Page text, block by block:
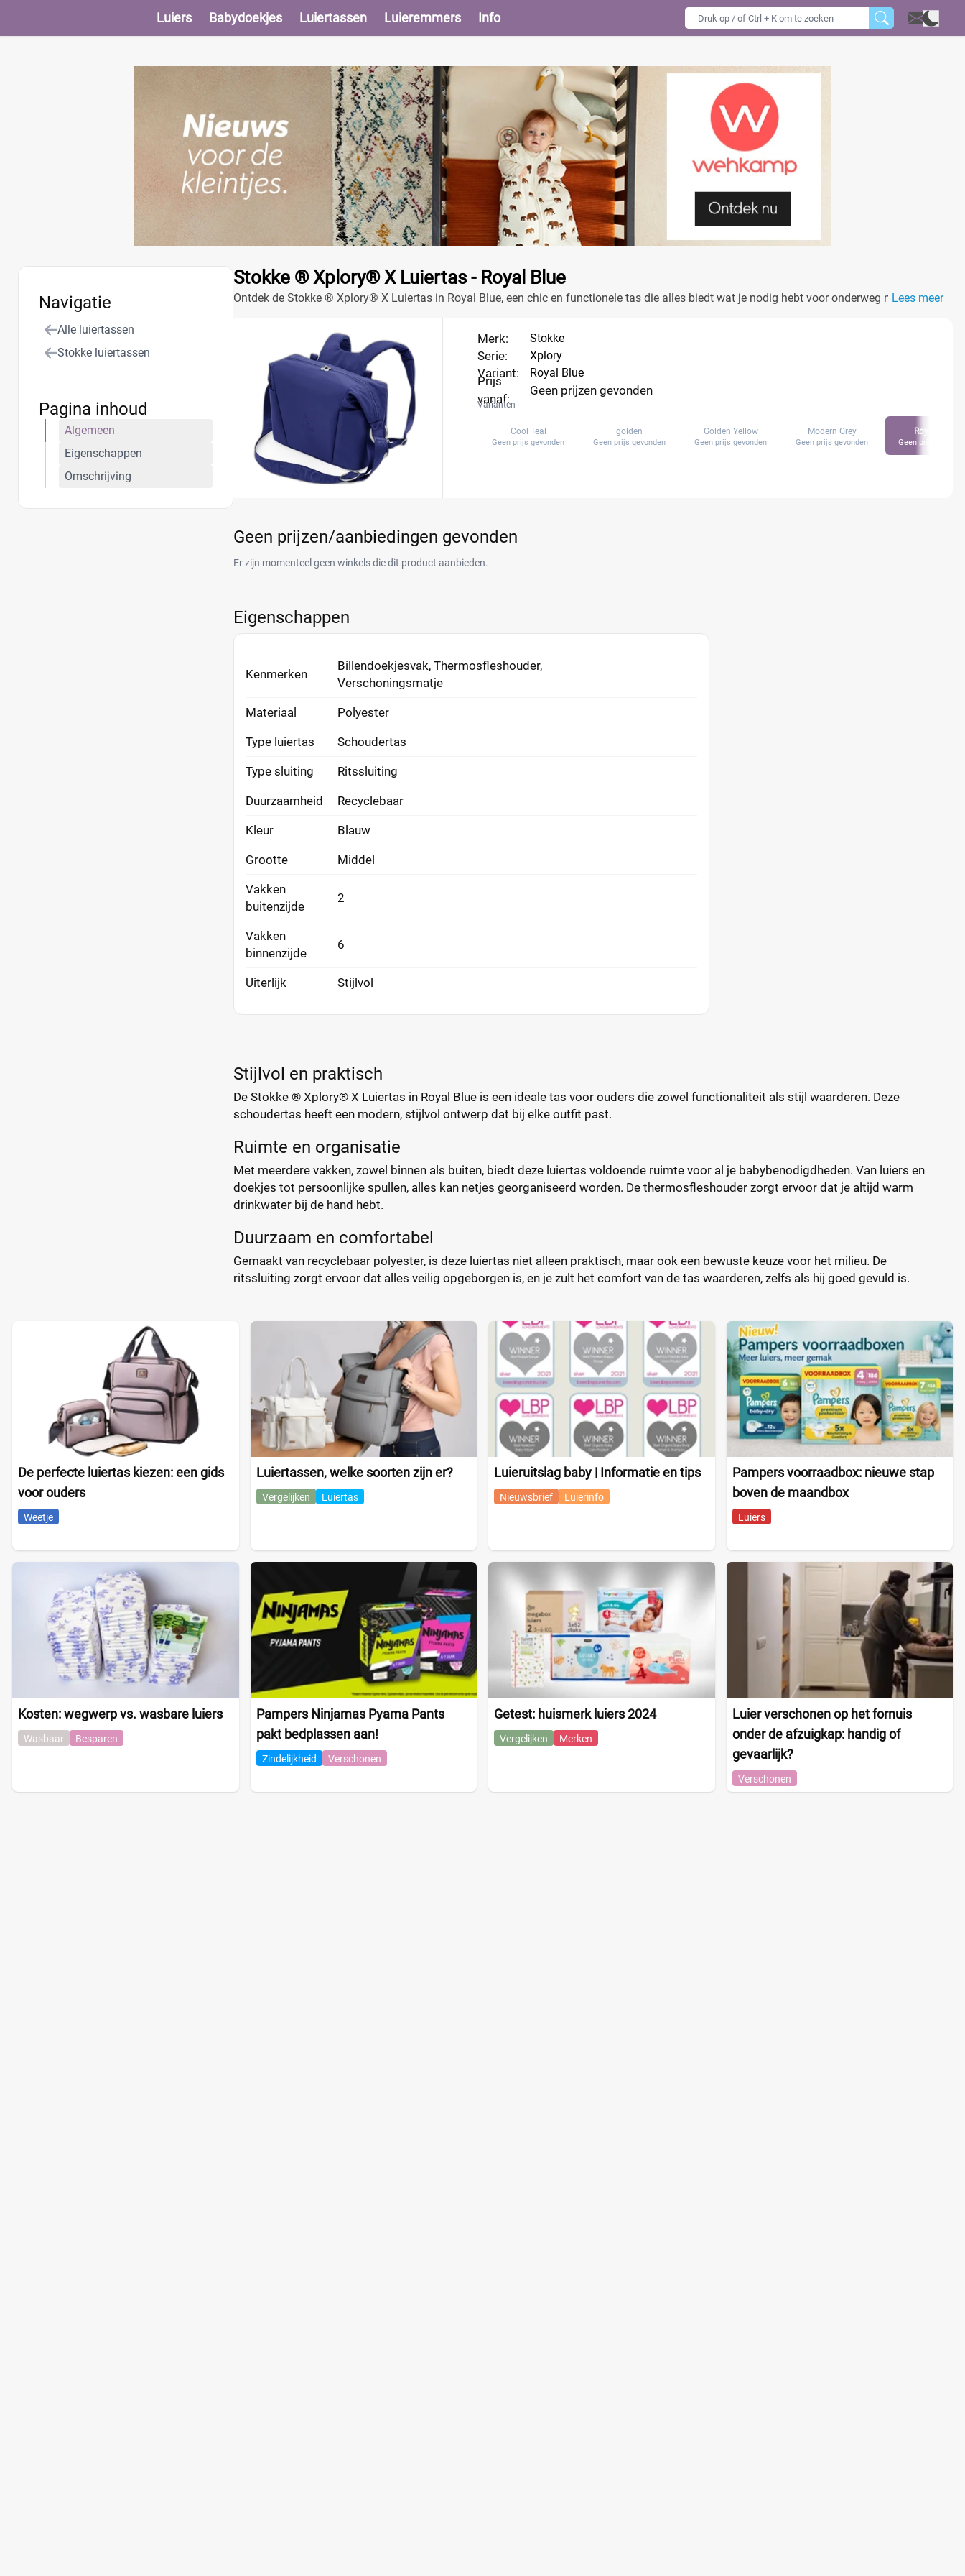
Luiers Babydoekjes Luiertassen Luieremmers Info
Stokke ® Xplory® X Luiertas - Royal Blue
Ontdek de Stokke ® Xplory® X Luiertas in Royal Blue, een chic en functionele tas die alles biedt wat je nodig hebt voor onderweg met je baby.
Lees meer
Merk:
Serie:
Variant:
Prijs
vanaf:
Stokke
Xplory
Royal Blue
Geen prijzen gevonden
Varianten
Cool Teal
Geen prijs gevonden
golden
Geen prijs gevonden
Golden Yellow
Geen prijs gevonden
Modern Grey
Geen prijs gevonden
Royal Blue
Geen prijs
Geen prijzen/aanbiedingen gevonden
Er zijn momenteel geen winkels die dit product aanbieden.
Eigenschappen
Kenmerken
Billendoekjesvak, Thermosfleshouder,
Verschoningsmatje
Materiaal Polyester
Type luiertas Schoudertas
Type sluiting Ritssluiting
Duurzaamheid Recyclebaar
Kleur Blauw
Grootte Middel
Vakken
buitenzijde
2
Vakken
binnenzijde
6
Uiterlijk Stijlvol
Stijlvol en praktisch
De Stokke ® Xplory® X Luiertas in Royal Blue is een ideale tas voor ouders die zowel functionaliteit als stijl waarderen. Deze
schoudertas heeft een modern, stijlvol ontwerp dat bij elke outfit past.
Ruimte en organisatie
Met meerdere vakken, zowel binnen als buiten, biedt deze luiertas voldoende ruimte voor al je babybenodigdheden. Van luiers en
doekjes tot persoonlijke spullen, alles kan netjes georganiseerd worden. De thermosfleshouder zorgt ervoor dat je altijd warm
drinkwater bij de hand hebt.
Duurzaam en comfortabel
Gemaakt van recyclebaar polyester, is deze luiertas niet alleen praktisch, maar ook een bewuste keuze voor het milieu. De
ritssluiting zorgt ervoor dat alles veilig opgeborgen is, en je zult het comfort van de tas waarderen, zelfs als hij goed gevuld is.
Navigatie
Alle luiertassen
Stokke luiertassen
Pagina inhoud
Algemeen
Eigenschappen
Omschrijving
De perfecte luiertas kiezen: een gids
voor ouders
Weetje
Luiertassen, welke soorten zijn er?
Vergelijken Luiertas
Luieruitslag baby | Informatie en tips
Nieuwsbrief Luierinfo
Pampers voorraadbox: nieuwe stap
boven de maandbox
Luiers
Kosten: wegwerp vs. wasbare luiers
Wasbaar Besparen
Pampers Ninjamas Pyama Pants
pakt bedplassen aan!
Zindelijkheid Verschonen
Getest: huismerk luiers 2024
Vergelijken Merken
Luier verschonen op het fornuis
onder de afzuigkap: handig of
gevaarlijk?
Verschonen